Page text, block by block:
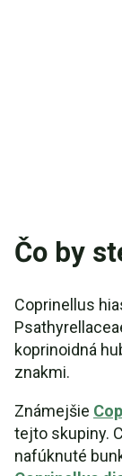
Čo by
Coprinellus
koprinoidná
znakmi.
Známejšie
tejto skupiny.
nafúknuté